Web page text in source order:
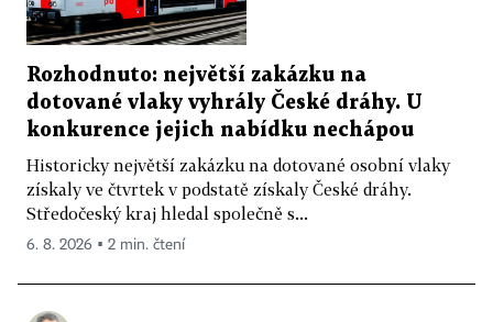
Rozhodnuto: největší zakázku na
dotované vlaky vyhrály České dráhy. U
konkurence jejich nabídku nechápou
Historicky největší zakázku na dotované osobní vlaky
získaly ve čtvrtek v podstatě získaly České dráhy.
Středočeský kraj hledal společně s...
6. 8. 2026 ▪ 2 min. čtení